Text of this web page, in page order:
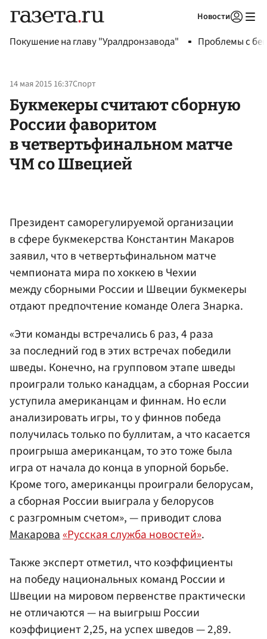
Новости
Покушение на главу "Уралдронзавода" Проблемы с
14 мая 2015 16:37Спорт
Букмекеры считают сборную
России фаворитом
в четвертьфинальном матче
ЧМ со Швецией
Президент саморегулируемой организации
в сфере букмекерства Константин Макаров
заявил, что в четвертьфинальном матче
чемпионата мира по хоккею в Чехии
между сборными России и Швеции букмекеры
отдают предпочтение команде Олега Знарка.
«Эти команды встречались 6 раз, 4 раза
за последний год в этих встречах победили
шведы. Конечно, на групповом этапе шведы
проиграли только канадцам, а сборная России
уступила американцам и финнам. Но если
анализировать игры, то у финнов победа
получилась только по буллитам, а что касается
проигрыша американцам, то это тоже была
игра от начала до конца в упорной борьбе.
Кроме того, американцы проиграли белорусам,
а сборная России выиграла у белорусов
с разгромным счетом», — приводит слова
Макарова«Русская служба новостей».
Также эксперт отметил, что коэффициенты
на победу национальных команд России и
Швеции на мировом первенстве практически
не отличаются — на выигрыш России
коэффициент 2,25, на успех шведов — 2,89.